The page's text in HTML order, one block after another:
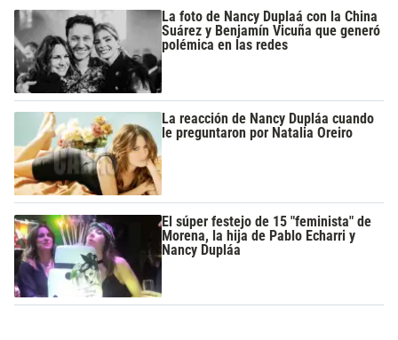
La foto de Nancy Duplaá con la China
Suárez y Benjamín Vicuña que generó
polémica en las redes
La reacción de Nancy Dupláa cuando
le preguntaron por Natalia Oreiro
El súper festejo de 15 "feminista" de
Morena, la hija de Pablo Echarri y
Nancy Dupláa